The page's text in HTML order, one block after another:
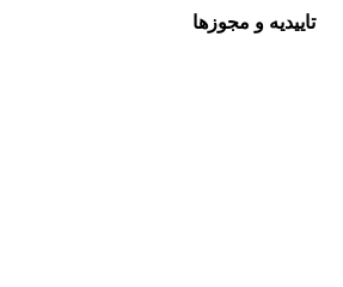
و مجوزها